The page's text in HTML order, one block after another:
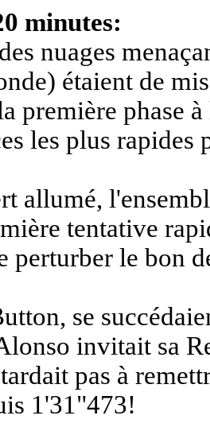
minutes:
nuages
étaient de
première phase
les plus
allumé,
tentative
perturber le bon
se
invitait sa
pas à
1'31"473!